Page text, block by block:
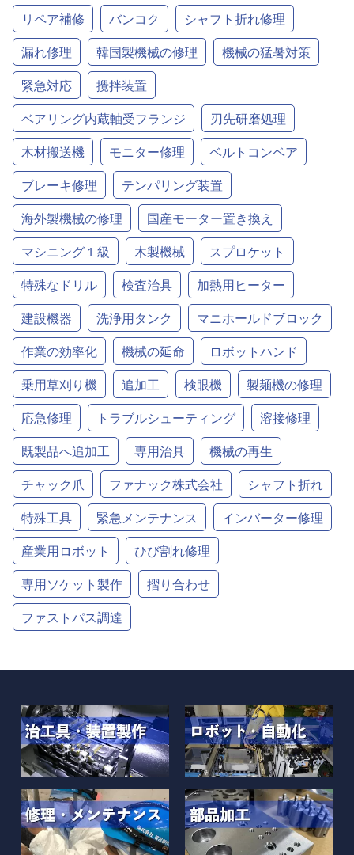
リペア補修
バンコク
シャフト折れ修理
漏れ修理
韓国製機械の修理
機械の猛暑対策
緊急対応
攪拌装置
ベアリング内蔵軸受フランジ
刃先研磨処理
木材搬送機
モニター修理
ベルトコンベア
ブレーキ修理
テンパリング装置
海外製機械の修理
国産モーター置き換え
マシニング１級
木製機械
スプロケット
特殊なドリル
検査治具
加熱用ヒーター
建設機器
洗浄用タンク
マニホールドブロック
作業の効率化
機械の延命
ロボットハンド
乗用草刈り機
追加工 検眼機
製麺機の修理
応急修理
トラブルシューティング
溶接修理
既製品へ追加工
専用治具
機械の再生
チャック爪
ファナック株式会社
シャフト折れ
特殊工具
緊急メンテナンス
インバーター修理
産業用ロボット
ひび割れ修理
専用ソケット製作
摺り合わせ
ファストパス調達